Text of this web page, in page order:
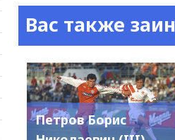
Вас также
Петров Борис